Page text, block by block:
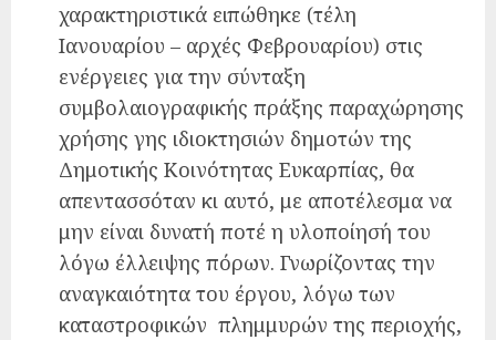
χαρακτηριστικά ειπώθηκε (τέλη
Ιανουαρίου – αρχές Φεβρουαρίου) στις
ενέργειες για την σύνταξη
συμβολαιογραφικής πράξης παραχώρησης
χρήσης γης ιδιοκτησιών δημοτών της
Δημοτικής Κοινότητας Ευκαρπίας, θα
απεντασσόταν κι αυτό, με αποτέλεσμα να
μην είναι δυνατή ποτέ η υλοποίησή του
λόγω έλλειψης πόρων. Γνωρίζοντας την
αναγκαιότητα του έργου, λόγω των
καταστροφικών πλημμυρών της περιοχής,